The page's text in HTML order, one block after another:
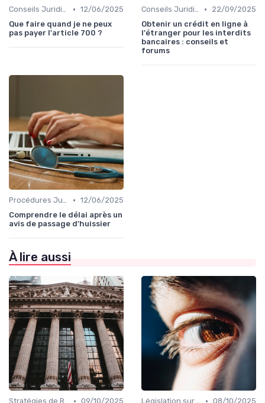
Conseils Juridiques pour Particuliers • 12/06/2025
Que faire quand je ne peux
pas payer l'article 700 ?
Conseils Juridiques pour Particuliers •
22/09/2025
Obtenir un crédit en ligne à
l'étranger pour les interdits
bancaires : conseils et
forums
Procédures Judiciaires et Contentieuses • 12/06/2025
Comprendre le délai après un
avis de passage d'huissier
À lire aussi
Stratégies de Recouvrement B2B • 09/10/2025
Législation sur le Recouvrement de Créances • 08/10/2025